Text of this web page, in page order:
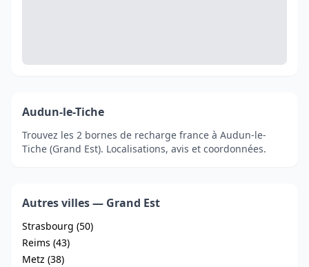
Audun-le-Tiche
Trouvez les 2 bornes de recharge france à Audun-le-
Tiche (Grand Est). Localisations, avis et coordonnées.
Autres villes — Grand Est
Strasbourg (50)
Reims (43)
Metz (38)